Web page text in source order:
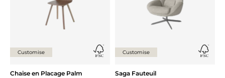
Customise
Chaise en Placage Palm
Customise
Saga Fauteuil